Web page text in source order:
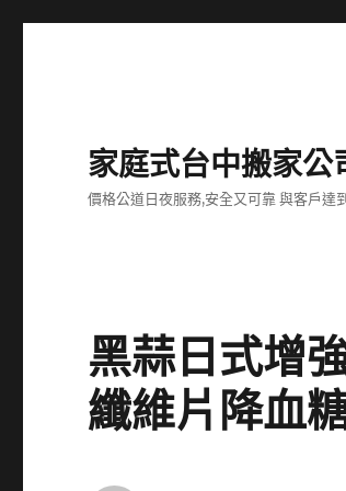
家庭式台中搬家公
價格公道日夜服務,安全又可靠 與客戶達
黑蒜日式增
纖維片降血